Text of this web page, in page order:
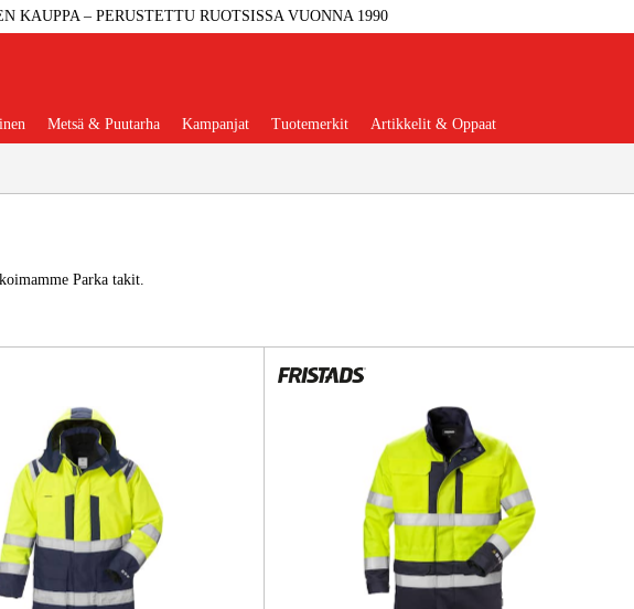
KAUPPA – PERUSTETTU RUOTSISSA VUONNA 1990
Konetarvikkeet Ja Käyttömateriaalit
Työvaatteet Ja Suojavarusteet
Ja Rakentaminen
Metsä & Puutarha
Metsä & Puutarha Kampanjat Tuotemerkit Artikkelit & Oppaat
Parka takit.